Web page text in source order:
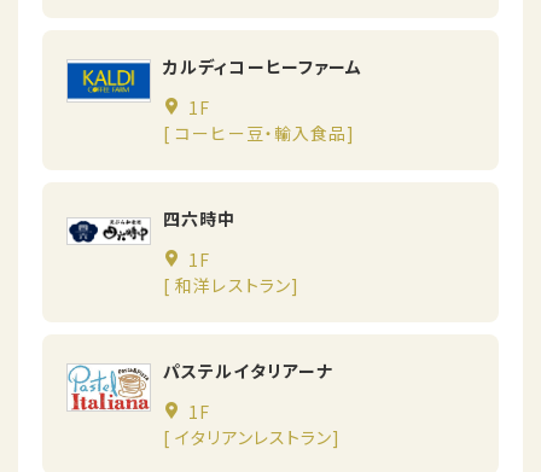
カルディコーヒーファーム
1F
[ コーヒー豆・輸入食品]
四六時中
1F
[ 和洋レストラン]
パステルイタリアーナ
1F
[ イタリアンレストラン]